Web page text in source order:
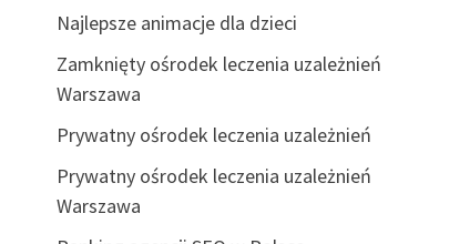
Najlepsze animacje dla dzieci
Zamknięty ośrodek leczenia uzależnień
Warszawa
Prywatny ośrodek leczenia uzależnień
Prywatny ośrodek leczenia uzależnień
Warszawa